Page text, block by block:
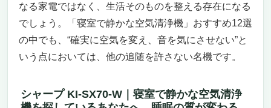
操作もお手入れも直感的で簡単。寝室で毎日
使える“続けやすさ”
価格、性能、安心感のトリプルバランス。寝
室用空気清浄機として圧倒的な満足度
静かさに包まれて眠る夜。寝室にぴったりな
なる家電ではなく、生活そのものを整える存在になる
でしょう。「寝室で静かな空気清浄機」おすすめ12選
の中でも、“確実に空気を変え、音を気にさせない”と
いう点においては、他の追随を許さない名機です。
シャープ KI-SX70-W｜寝室で静かな空気清浄